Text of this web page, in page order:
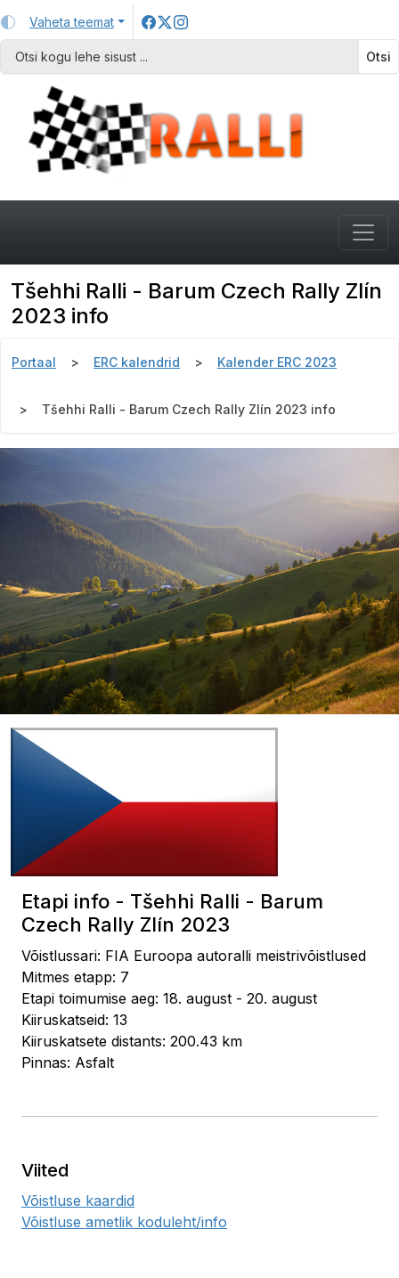
Vaheta teemat
Otsi
Tšehhi Ralli - Barum Czech Rally Zlín
2023 info
Portaal ERC kalendrid Kalender ERC 2023
Tšehhi Ralli - Barum Czech Rally Zlín 2023 info
Etapi info - Tšehhi Ralli - Barum
Czech Rally Zlín 2023
Võistlussari: FIA Euroopa autoralli meistrivõistlused
Mitmes etapp: 7
Etapi toimumise aeg: 18. august - 20. august
Kiiruskatseid: 13
Kiiruskatsete distants: 200.43 km
Pinnas: Asfalt
Viited
Võistluse kaardid
Võistluse ametlik koduleht/info